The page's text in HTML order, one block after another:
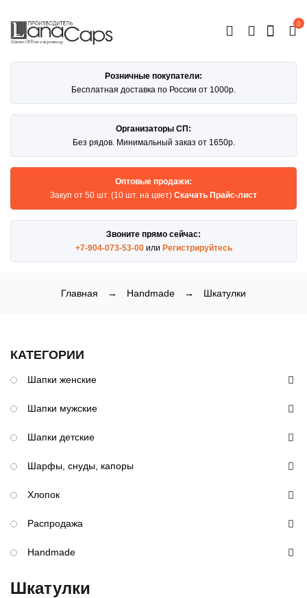
0
КАТАЛОГ
Розничные покупатели:
Бесплатная доставка по России от 1000р.
Организаторы СП:
Без рядов. Минимальный заказ от 1650р.
Оптовые продажи:
Закуп от 50 шт. (10 шт. на цвет) Скачать Прайс-лист
Звоните прямо сейчас:
+7-904-073-53-00или Регистрируйтесь
Главная → Handmade → Шкатулки
КАТЕГОРИИ
Шапки женские
Шапки мужские
Шапки детские
Шарфы, снуды, капоры
Хлопок
Распродажа
Handmade
Шкатулки